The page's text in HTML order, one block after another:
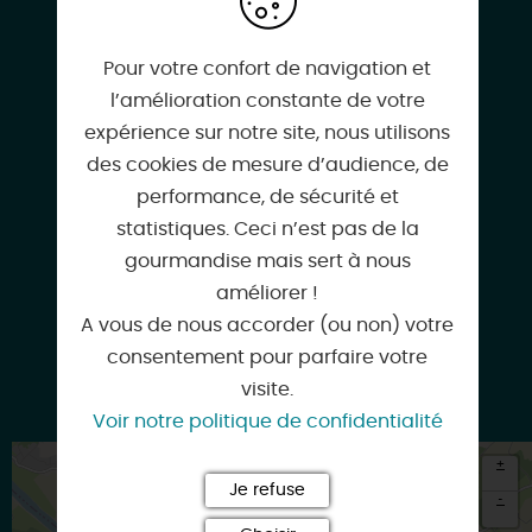
02 38 05 21 05
Facebook
+
-
Pour votre confort de navigation et
l’amélioration constante de votre
expérience sur notre site, nous utilisons
des cookies de mesure d’audience, de
performance, de sécurité et
statistiques. Ceci n’est pas de la
gourmandise mais sert à nous
améliorer !
A vous de nous accorder (ou non) votre
consentement pour parfaire votre
visite.
Voir notre politique de confidentialité
Je refuse